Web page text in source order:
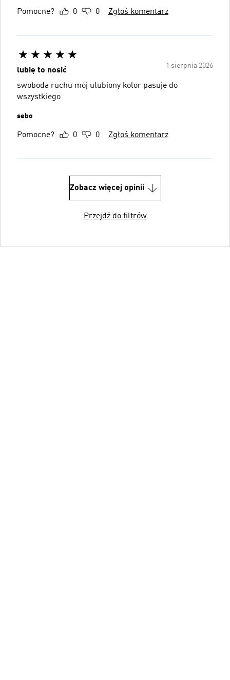
Pomocne? 0 0 Zgłoś komentarz
1 sierpnia 2026
lubię to nosić
swoboda ruchu mój ulubiony kolor pasuje do
wszystkiego
sebo
Pomocne? 0 0 Zgłoś komentarz
Zobacz więcej opinii
Przejdź do filtrów